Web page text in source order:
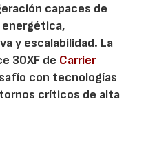
capaces de
y escalabilidad. La
30XF de Carrier
con tecnologías
críticos de alta